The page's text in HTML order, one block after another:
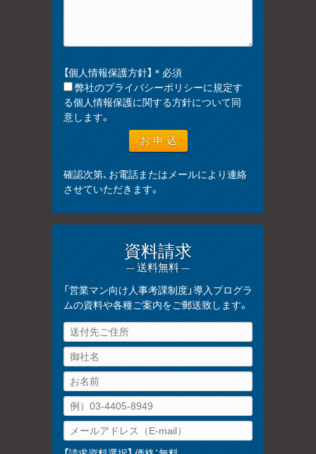
【個人情報保護方針】＊必須
弊社のプライバシーポリシーに規定す
る個人情報保護に関する方針について同
意します。
確認次第、お電話またはメールにより連絡
させていただきます。
資料請求
— 送料無料 —
「営業マン向け人事考課制度」導入プログラ
ムの資料や各種ご案内をご郵送致します。